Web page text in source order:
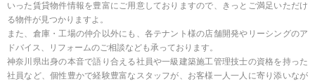
いった賃貸物件情報を豊富にご用意しておりますので、きっとご満足いただけ
る物件が見つかりますよ。
また、倉庫・工場の仲介以外にも、各テナント様の店舗開発やリーシングのア
ドバイス、リフォームのご相談なども承っております。
神奈川県出身の本音で語り合える社員や一級建築施工管理技士の資格を持った
社員など、個性豊かで経験豊富なスタッフが、お客様一人一人に寄り添いなが